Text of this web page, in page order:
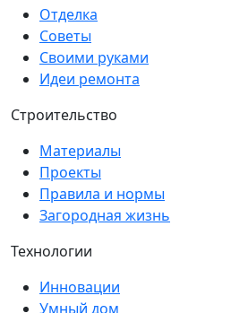
Отделка
Советы
Своими руками
Идеи ремонта
Строительство
Материалы
Проекты
Правила и нормы
Загородная жизнь
Технологии
Инновации
Умный дом